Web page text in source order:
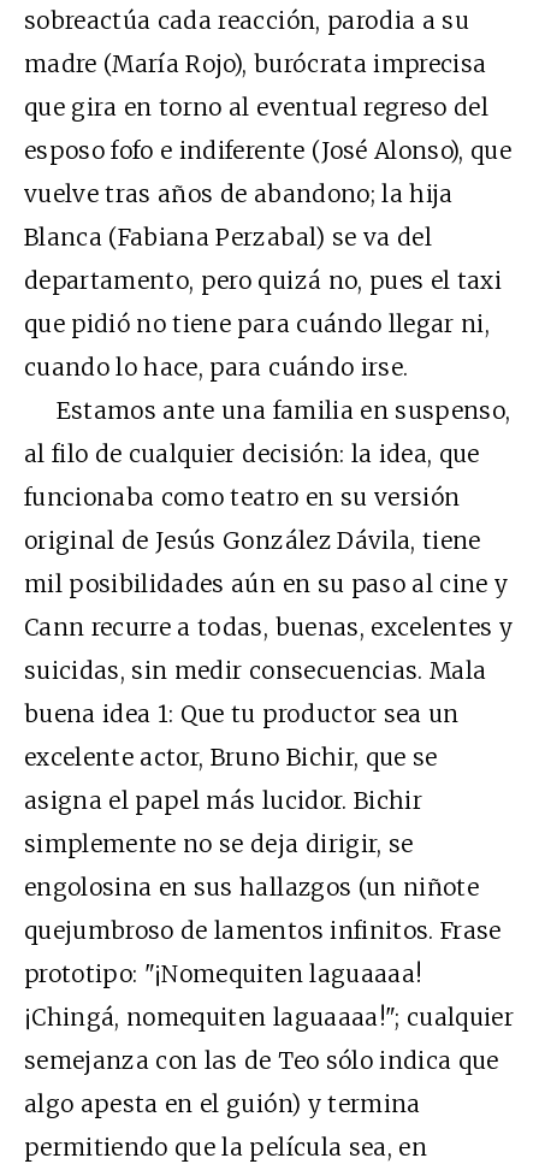
sobreactúa cada reacción, parodia a su
madre (María Rojo), burócrata imprecisa
que gira en torno al eventual regreso del
esposo fofo e indiferente (José Alonso), que
vuelve tras años de abandono; la hija
Blanca (Fabiana Perzabal) se va del
departamento, pero quizá no, pues el taxi
que pidió no tiene para cuándo llegar ni,
cuando lo hace, para cuándo irse.
Estamos ante una familia en suspenso,
al filo de cualquier decisión: la idea, que
funcionaba como teatro en su versión
original de Jesús González Dávila, tiene
mil posibilidades aún en su paso al cine y
Cann recurre a todas, buenas, excelentes y
suicidas, sin medir consecuencias. Mala
buena idea 1: Que tu productor sea un
excelente actor, Bruno Bichir, que se
asigna el papel más lucidor. Bichir
simplemente no se deja dirigir, se
engolosina en sus hallazgos (un niñote
quejumbroso de lamentos infinitos. Frase
prototipo: "¡Nomequiten laguaaaa!
¡Chingá, nomequiten laguaaaa!"; cualquier
semejanza con las de Teo sólo indica que
algo apesta en el guión) y termina
permitiendo que la película sea, en